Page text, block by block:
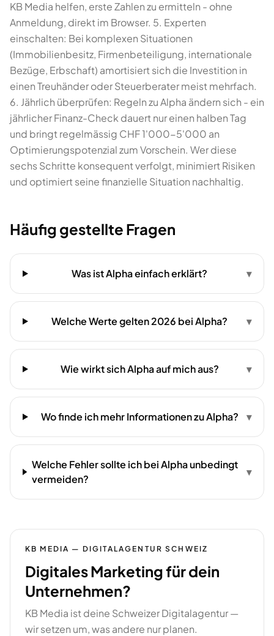
KB Media helfen, erste Zahlen zu ermitteln - ohne
Anmeldung, direkt im Browser. 5. Experten
einschalten: Bei komplexen Situationen
(Immobilienbesitz, Firmenbeteiligung, internationale
Bezüge, Erbschaft) amortisiert sich die Investition in
einen Treuhänder oder Steuerberater meist mehrfach.
6. Jährlich überprüfen: Regeln zu Alpha ändern sich - ein
jährlicher Finanz-Check dauert nur einen halben Tag
und bringt regelmässig CHF 1'000-5'000 an
Optimierungspotenzial zum Vorschein. Wer diese
sechs Schritte konsequent verfolgt, minimiert Risiken
und optimiert seine finanzielle Situation nachhaltig.
Häufig gestellte Fragen
Was ist Alpha einfach erklärt? ▾
Welche Werte gelten 2026 bei Alpha? ▾
Wie wirkt sich Alpha auf mich aus? ▾
Wo finde ich mehr Informationen zu Alpha? ▾
Welche Fehler sollte ich bei Alpha unbedingt
vermeiden?
▾
KB MEDIA — DIGITALAGENTUR SCHWEIZ
Digitales Marketing für dein
Unternehmen?
KB Media ist deine Schweizer Digitalagentur —
wir setzen um, was andere nur planen.